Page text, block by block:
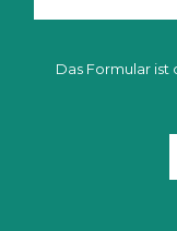
Das Formular ist